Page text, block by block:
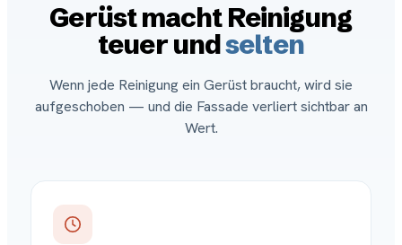
Gerüst macht Reinigung
teuer undselten
Wenn jede Reinigung ein Gerüst braucht, wird sie
aufgeschoben — und die Fassade verliert sichtbar an
Wert.